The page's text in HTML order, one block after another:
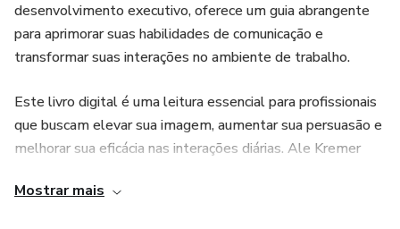
desenvolvimento executivo, oferece um guia abrangente
para aprimorar suas habilidades de comunicação e
transformar suas interações no ambiente de trabalho.
Este livro digital é uma leitura essencial para profissionais
que buscam elevar sua imagem, aumentar sua persuasão e
melhorar sua eficácia nas interações diárias. Ale Kremer
no ambiente corporativo:
Mostrar mais